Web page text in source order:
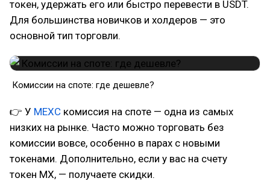
токен, удержать его или быстро перевести в USDT.
Для большинства новичков и холдеров — это
основной тип торговли.
Комиссии на споте: где дешевле?
👉 У MEXC комиссия на споте — одна из самых
низких на рынке. Часто можно торговать без
комиссии вовсе, особенно в парах с новыми
токенами. Дополнительно, если у вас на счету
токен MX, — получаете скидки.